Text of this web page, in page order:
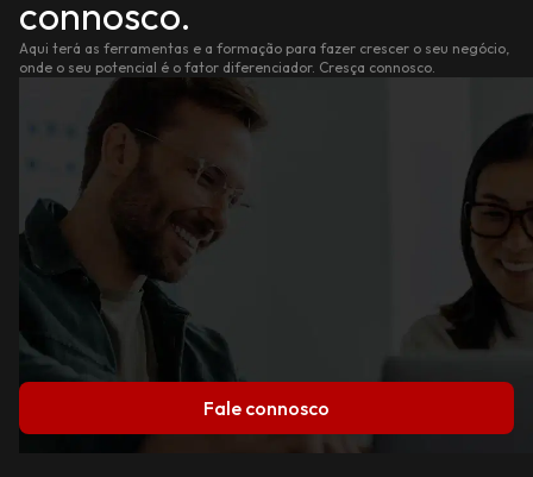
connosco.
Aqui terá as ferramentas e a formação para fazer crescer o seu negócio,
onde o seu potencial é o fator diferenciador. Cresça connosco.
Fale connosco